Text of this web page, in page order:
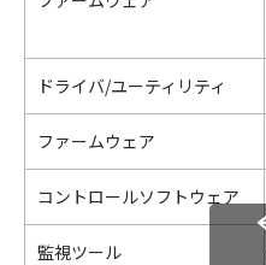
ドライバ/ユーティリティ
ファームウェア
コントロールソフトウェア
監視ツール